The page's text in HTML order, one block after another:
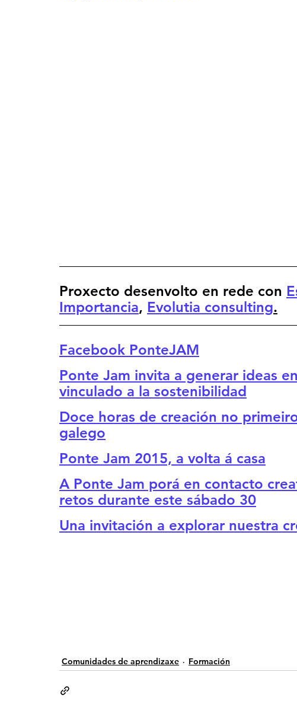
Proxecto desenvolto en rede con
Importancia, Evolutia consulting.
Facebook PonteJAM
Ponte Jam invita a generar ideas
vinculado a la sostenibilidad
Doce horas de creación no
galego
Ponte Jam 2015, a volta á casa
A Ponte Jam porá en contacto
retos durante este sábado 30
Una invitación a explorar nuestra
Comunidades de aprendizaxe Formación